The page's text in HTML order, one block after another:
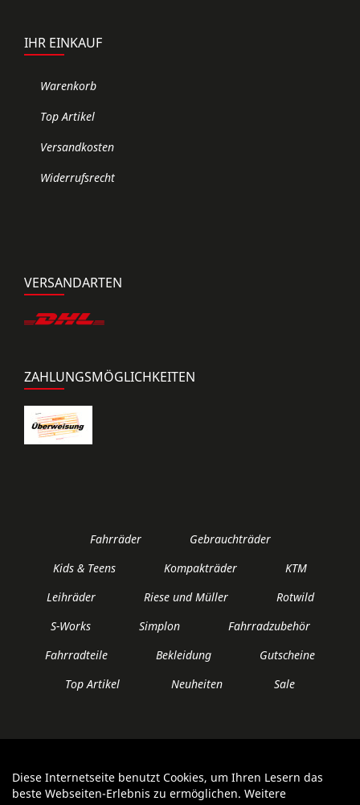
IHR EINKAUF
Warenkorb
Top Artikel
Versandkosten
Widerrufsrecht
VERSANDARTEN
ZAHLUNGSMÖGLICHKEITEN
Fahrräder
Gebrauchträder
Kids & Teens
Kompakträder
KTM
Leihräder
Riese und Müller
Rotwild
S-Works
Simplon
Fahrradzubehör
Fahrradteile
Bekleidung
Gutscheine
Top Artikel
Neuheiten Sale
Diese Internetseite benutzt Cookies, um Ihren Lesern das
beste Webseiten-Erlebnis zu ermöglichen. Weitere
Auftrag widerrufen